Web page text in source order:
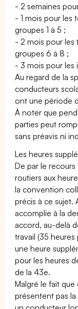
- 2 semaines
- 1 mois pour les
groupes 1 à 5 ;
- 2 mois pour les
groupes 6 à 8 ;
- 3 mois pour les
Au regard de la
conducteurs
ont une période
À noter que
parties peut
sans préavis ni
Les heures
De par le
routiers aux
la convention
précis à ce sujet.
accomplie à la
accord, au-delà
travail (35
une heure
pour les heures
de la 43e.
Malgré le fait
présentent pas